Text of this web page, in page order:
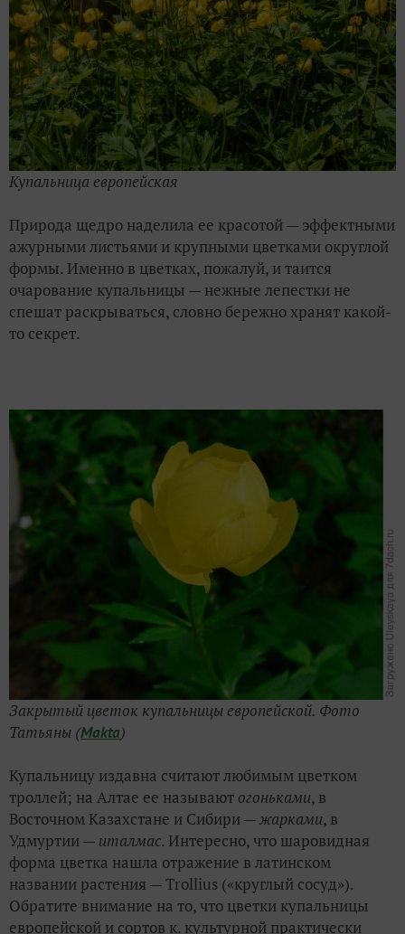
Купальница европейская
Природа щедро наделила ее красотой — эффектными
ажурными листьями и крупными цветками округлой
формы. Именно в цветках, пожалуй, и таится
очарование купальницы — нежные лепестки не
спешат раскрываться, словно бережно хранят какой-
то секрет.
Закрытый цветок купальницы европейской. Фото
Татьяны (Makta)
Купальницу издавна считают любимым цветком
троллей; на Алтае ее называют огоньками, в
Восточном Казахстане и Сибири —жарками, в
Удмуртии — италмас. Интересно, что шаровидная
форма цветка нашла отражение в латинском
названии растения — Trollius («круглый сосуд»).
Обратите внимание на то, что цветки купальницы
европейской и сортов к. культурной практически